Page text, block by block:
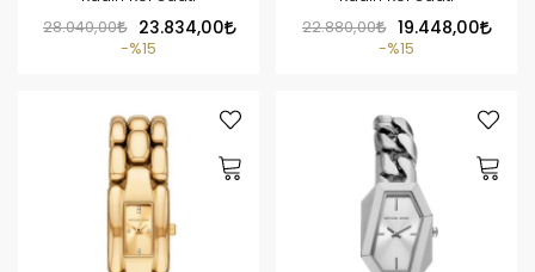
28.040,00
23.834,00
%15
22.880,00
19.448,00
%15